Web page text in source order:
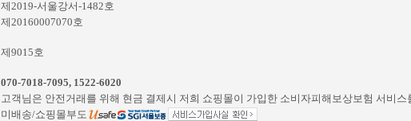
제2019-서울강서-1482호
제20160007070호
제9015호
070-7018-7095, 1522-6020
고객님은 안전거래를 위해 현금 결제시 저희 쇼핑몰이 가입한 소비자피해보상보험 서비스
미배송/쇼핑몰부도